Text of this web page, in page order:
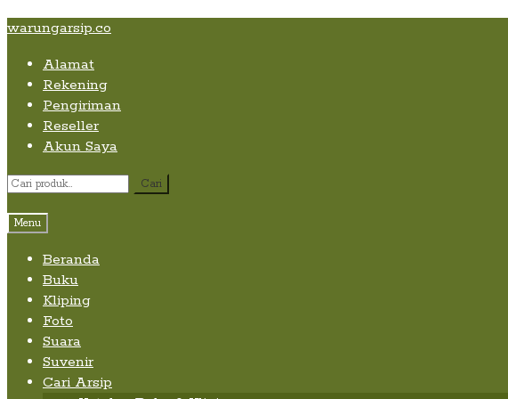
Skip
content
Skip
navigation
Skip
content
warungarsip.co
Alamat
Rekening
Pengiriman
Reseller
Akun Saya
Pencarian
Cari
Menu
Beranda
Buku
Kliping
Foto
Suara
Suvenir
Cari Arsip